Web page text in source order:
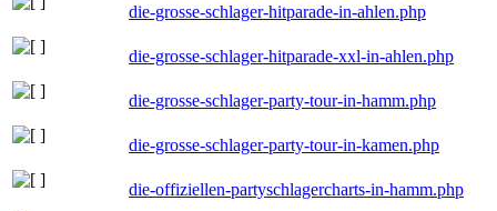
die-grosse-schlager-hitparade-in-ahlen.php
die-grosse-schlager-hitparade-xxl-in-ahlen.php
die-grosse-schlager-party-tour-in-hamm.php
die-grosse-schlager-party-tour-in-kamen.php
die-offiziellen-partyschlagercharts-in-hamm.php